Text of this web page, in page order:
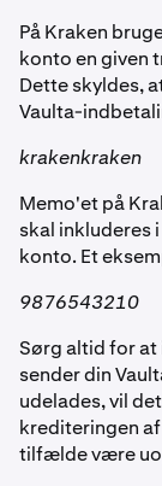
På Kraken
konto en given
Dette skyldes,
Vaulta-
krakenkraken
Memo'et på
skal inkluderes
konto. Et
9876543210
Sørg altid for
sender din
udelades, vil
krediteringen
tilfælde være